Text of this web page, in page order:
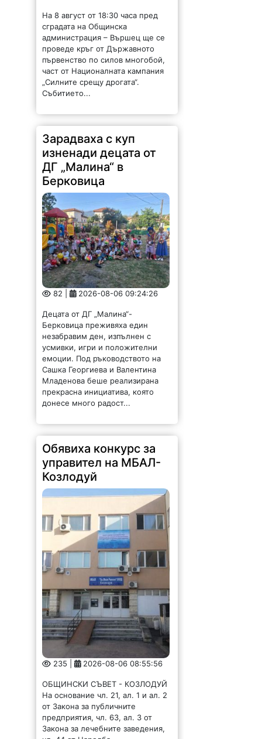
сградата на Общинска
администрация – Вършец ще се
проведе кръг от Държавното
първенство по силов многобой,
част от Националната кампания
„Силните срещу дрогата“.
Събитието...
Зарадваха с куп
изненади децата от
ДГ „Малина“ в
Берковица
82 | 2026-08-06 09:24:26
Берковица преживяха един
незабравим ден, изпълнен с
усмивки, игри и положителни
емоции. Под ръководството на
Сашка Георгиева и Валентина
Младенова беше реализирана
прекрасна инициатива, която
донесе много радост...
Обявиха конкурс за
управител на МБАЛ-
Козлодуй
На основание чл. 21, ал. 1 и ал. 2
от Закона за публичните
предприятия, чл. 63, ал. 3 от
Закона за лечебните заведения,
чл. 44 от Наредба...